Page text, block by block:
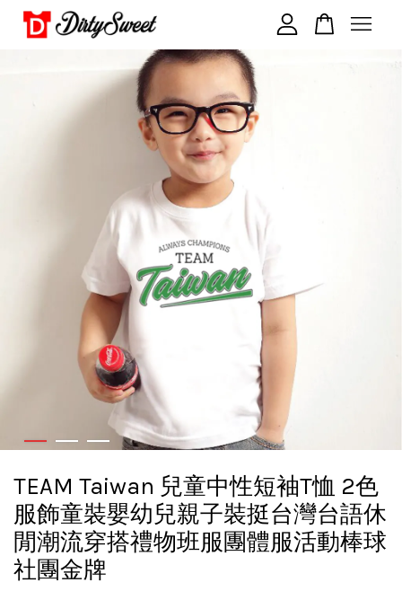
TEAM Taiwan 兒童中性短袖T恤 2色
服飾童裝嬰幼兒親子裝挺台灣台語休
閒潮流穿搭禮物班服團體服活動棒球
社團金牌
您的購物車目前還是空的。
繼續購物